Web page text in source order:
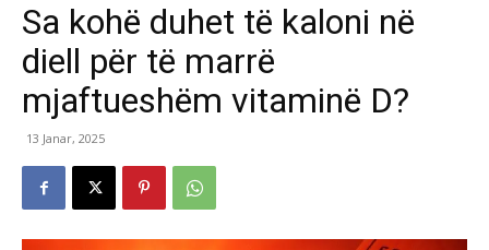
Sa kohë duhet të kaloni në
diell për të marrë
mjaftueshëm vitaminë D?
13 Janar, 2025